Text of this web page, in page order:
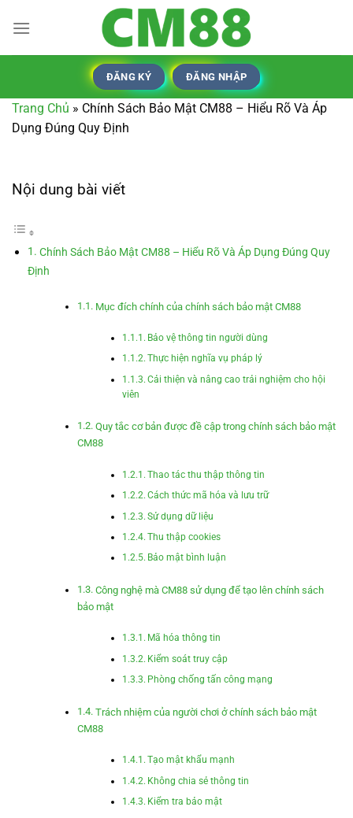
qua
ĐĂNG KÝ ĐĂNG NHẬP
Trang Chủ » Chính Sách Bảo Mật CM88 – Hiểu Rõ Và Áp
Dụng Đúng Quy Định
Nội dung bài viết
Chính Sách Bảo Mật CM88 – Hiểu Rõ Và Áp Dụng Đúng Quy
Định
Mục đích chính của chính sách bảo mật CM88
Bảo vệ thông tin người dùng
Thực hiện nghĩa vụ pháp lý
Cải thiện và nâng cao trải nghiệm cho hội
viên
Quy tắc cơ bản được đề cập trong chính sách bảo mật
CM88
Thao tác thu thập thông tin
Cách thức mã hóa và lưu trữ
Sử dụng dữ liệu
Thu thập cookies
Bảo mật bình luận
Công nghệ mà CM88 sử dụng để tạo lên chính sách
bảo mật
Mã hóa thông tin
Kiểm soát truy cập
Phòng chống tấn công mạng
Trách nhiệm của người chơi ở chính sách bảo mật
CM88
Tạo mật khẩu mạnh
Không chia sẻ thông tin
Kiểm tra bảo mật